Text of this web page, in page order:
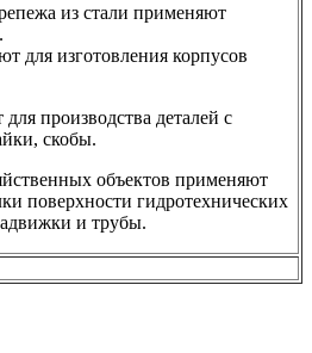
из стали применяют
для изготовления корпусов
производства деталей с
скобы.
объектов применяют
поверхности гидротехнических
и трубы.